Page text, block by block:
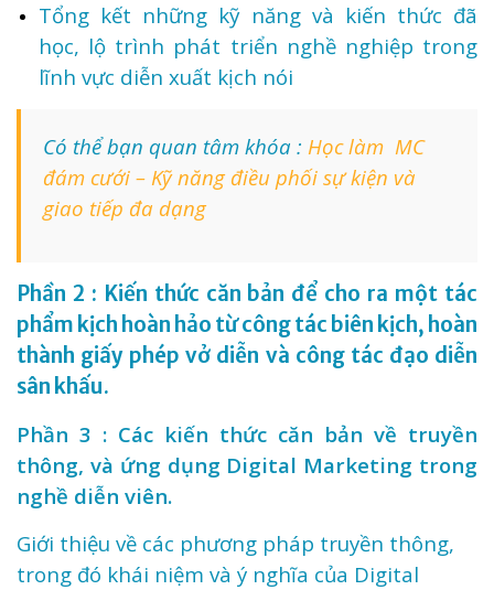
Tổng kết những kỹ năng và kiến thức đã
học, lộ trình phát triển nghề nghiệp trong
lĩnh vực diễn xuất kịch nói
Có thể bạn quan tâm khóa : Học làm MC
đám cưới – Kỹ năng điều phối sự kiện và
giao tiếp đa dạng
Phần 2 : Kiến thức căn bản để cho ra một tác
phẩm kịch hoàn hảo từ công tác biên kịch, hoàn
thành giấy phép vở diễn và công tác đạo diễn
sân khấu.
Phần 3 : Các kiến thức căn bản về truyền
thông, và ứng dụng Digital Marketing trong
nghề diễn viên.
Giới thiệu về các phương pháp truyền thông,
trong đó khái niệm và ý nghĩa của Digital